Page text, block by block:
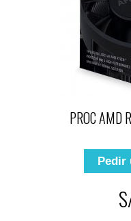
PROC AMD
Pedir